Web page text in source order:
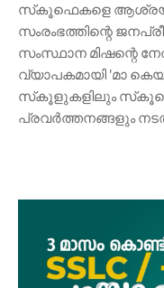
സ്‌കൂഫെകളെ
സംരംഭത്തിന്റെ
സംസ്ഥാന മിഷന്റെ
വ്യാപകമായി 'മാ
സ്‌കൂളുകളിലും സ്‌കൂഫെ
പ്രവർത്തനങ്ങളും